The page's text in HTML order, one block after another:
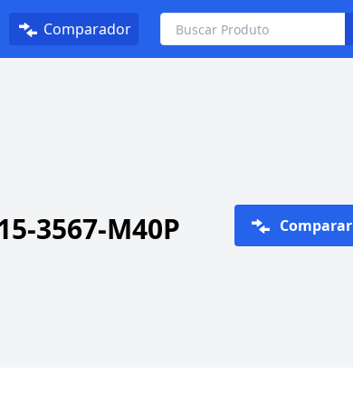
Comparador
3567-M40P Comparar